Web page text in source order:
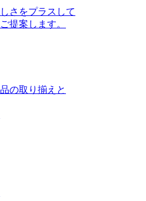
さをプラスして
提案します。
の取り揃えと